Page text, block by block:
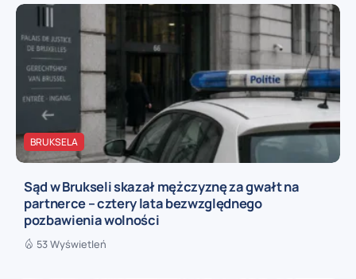
BRUKSELA
Sąd w Brukseli skazał mężczyznę za gwałt na
partnerce – cztery lata bezwzględnego
pozbawienia wolności
53 Wyświetleń